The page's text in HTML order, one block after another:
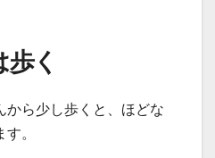
く
から少し歩くと、ほどな
。